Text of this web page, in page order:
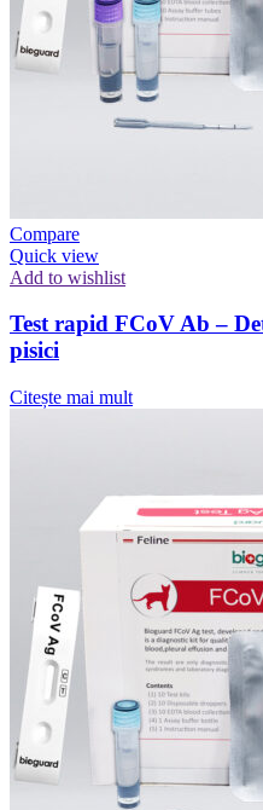
Compare
Quick view
Add to wishlist
Test rapid FCoV Ab –
pisici
Citește mai mult